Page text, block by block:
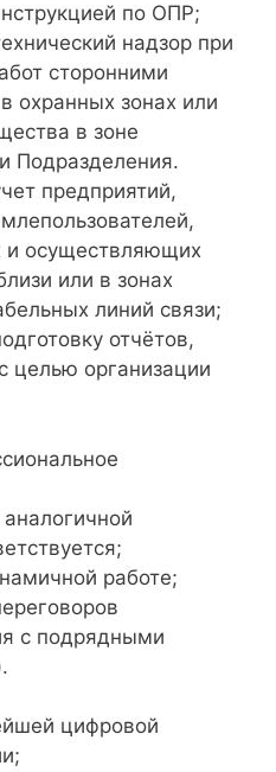
по ОПР;
надзор при
сторонними
охранных зонах или
в зоне
Подразделения.
предприятий,
и осуществляющих
или в зонах
линий связи;
отчётов,
целью организации
работе;
с подрядными
цифровой